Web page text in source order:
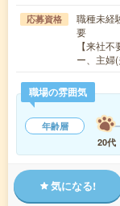
応募資格
職種未経
要
【来社
ー、主
職場の雰囲気
年齢層
20代
気になる!